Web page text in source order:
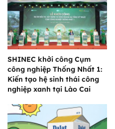
SHINEC khởi công Cụm
công nghiệp Thống Nhất 1:
Kiến tạo hệ sinh thái công
nghiệp xanh tại Lào Cai